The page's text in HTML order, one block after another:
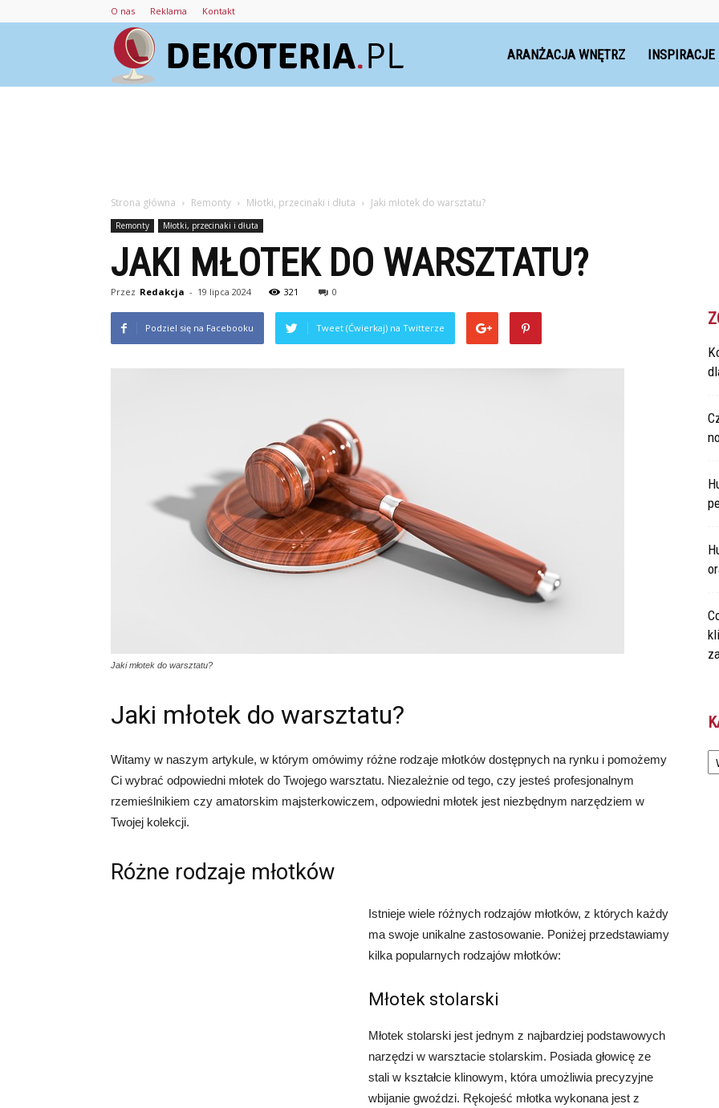
O nas Reklama Kontakt
ARANŻACJA WNĘTRZ INSPIRACJE
Strona główna Remonty Młotki, przecinaki i dłuta Jaki młotek do warsztatu?
Remonty Młotki, przecinaki i dłuta
JAKI MŁOTEK DO WARSZTATU?
Przez Redakcja - 19 lipca 2024 321 0
Podziel się na Facebooku Tweet (Ćwierkaj) na Twitterze
Jaki młotek do warsztatu?
Jaki młotek do warsztatu?
Witamy w naszym artykule, w którym omówimy różne rodzaje młotków dostępnych na rynku i pomożemy
Ci wybrać odpowiedni młotek do Twojego warsztatu. Niezależnie od tego, czy jesteś profesjonalnym
rzemieślnikiem czy amatorskim majsterkowiczem, odpowiedni młotek jest niezbędnym narzędziem w
Twojej kolekcji.
Różne rodzaje młotków
Istnieje wiele różnych rodzajów młotków, z których każdy
ma swoje unikalne zastosowanie. Poniżej przedstawiamy
kilka popularnych rodzajów młotków:
Młotek stolarski
Młotek stolarski jest jednym z najbardziej podstawowych
narzędzi w warsztacie stolarskim. Posiada głowicę ze
stali w kształcie klinowym, która umożliwia precyzyjne
wbijanie gwoździ. Rękojeść młotka wykonana jest z